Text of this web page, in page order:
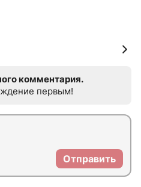
комментария.
первым!
Отправить